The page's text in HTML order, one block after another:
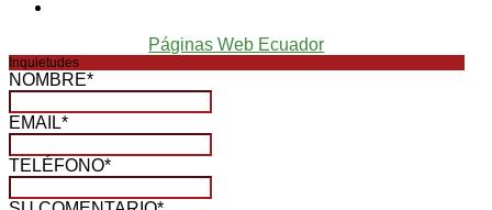
Páginas Web Ecuador
Inquietudes
NOMBRE*
EMAIL*
TELÉFONO*